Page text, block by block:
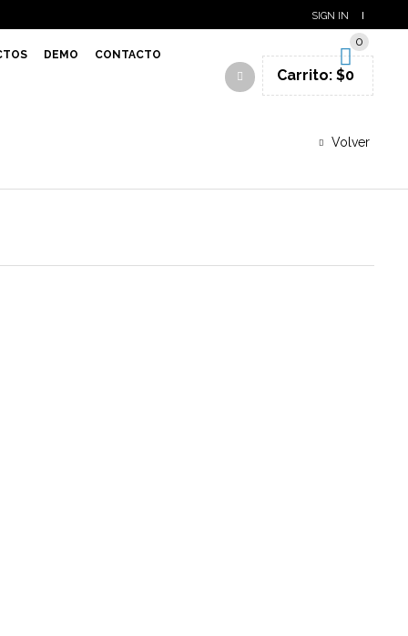
SIGN IN
DEMO CONTACTO
0
Carrito: $0
Volver